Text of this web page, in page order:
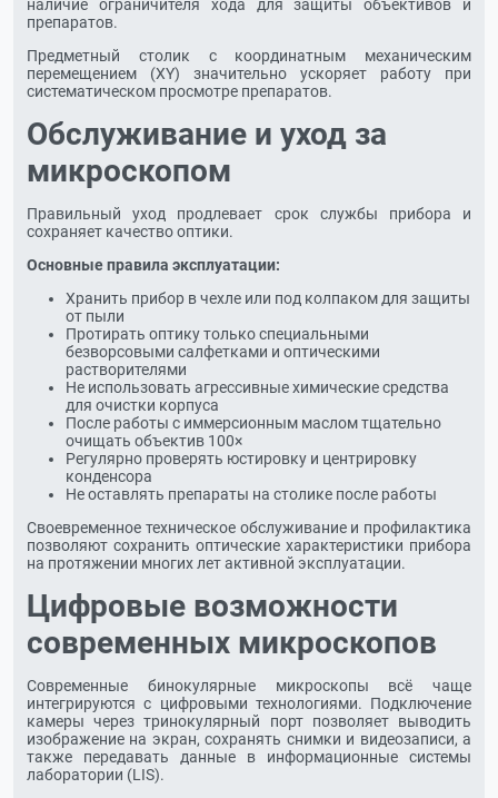
наличие ограничителя хода для защиты объективов и
препаратов.
Предметный столик с координатным механическим
перемещением (XY) значительно ускоряет работу при
систематическом просмотре препаратов.
Обслуживание и уход за
микроскопом
Правильный уход продлевает срок службы прибора и
сохраняет качество оптики.
Основные правила эксплуатации:
Хранить прибор в чехле или под колпаком для защиты
от пыли
Протирать оптику только специальными
безворсовыми салфетками и оптическими
растворителями
Не использовать агрессивные химические средства
для очистки корпуса
После работы с иммерсионным маслом тщательно
очищать объектив 100×
Регулярно проверять юстировку и центрировку
конденсора
Не оставлять препараты на столике после работы
Своевременное техническое обслуживание и профилактика
позволяют сохранить оптические характеристики прибора
на протяжении многих лет активной эксплуатации.
Цифровые возможности
современных микроскопов
Современные бинокулярные микроскопы всё чаще
интегрируются с цифровыми технологиями. Подключение
камеры через тринокулярный порт позволяет выводить
изображение на экран, сохранять снимки и видеозаписи, а
также передавать данные в информационные системы
лаборатории (LIS).